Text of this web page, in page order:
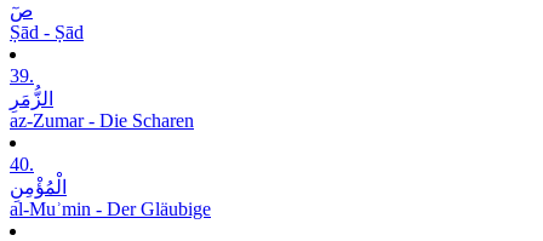
صٓ
Ṣād - Ṣād
39.
الزُّمَرِ
az-Zumar - Die Scharen
40.
الْمُؤْمِنِ
al-Muʾmin - Der Gläubige